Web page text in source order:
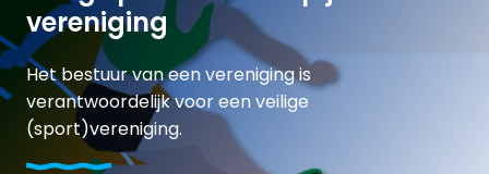
vereniging
Het bestuur van een vereniging is
verantwoordelijk voor een veilige
(sport)vereniging.